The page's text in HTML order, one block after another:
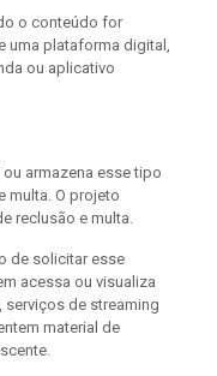
o conteúdo for
uma plataforma digital,
ou aplicativo
armazena esse tipo
multa. O projeto
reclusão e multa.
de solicitar esse
acessa ou visualiza
serviços de streaming
material de